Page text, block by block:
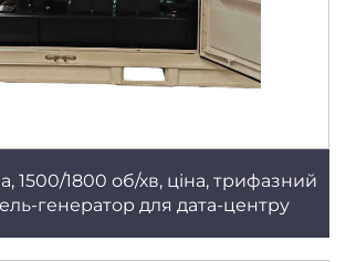
1500/1800 об/хв, ціна, трифазний
генератор для дата-центру